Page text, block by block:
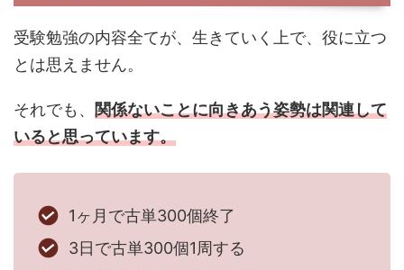
受験勉強の内容全てが、生きていく上で、役に立つ
とは思えません。
それでも、 関係ないことに向きあう姿勢は関連して
いると思っています。
1ヶ月で古単300個終了
3日で古単300個1周する